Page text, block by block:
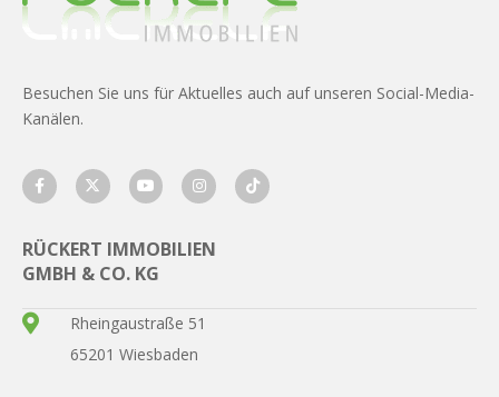
Besuchen Sie uns für Aktuelles auch auf unseren Social-Media-
Kanälen.
RÜCKERT IMMOBILIEN
GMBH & CO. KG
Rheingaustraße 51
65201 Wiesbaden